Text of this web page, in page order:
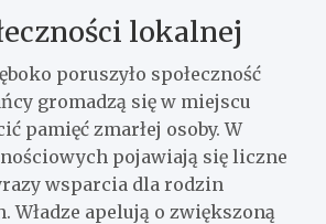
lokalnej
poruszyło społeczność
gromadzą się w miejscu
pamięć zmarłej osoby. W
pojawiają się liczne
wsparcia dla rodzin
Władze apelują o zwiększoną